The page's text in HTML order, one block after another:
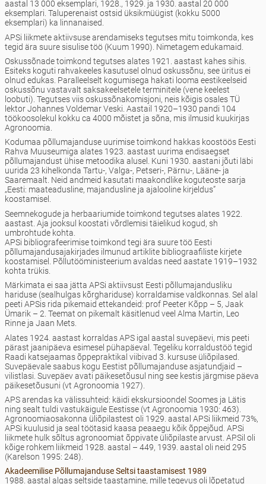
aastal 13 000 eksemplari, 1928., 1929. ja 1930. aastal 20 000
eksemplari. Taluperenaist ostsid üksikmüügist (kokku 5000
eksemplari) ka linnanaised.
APSi liikmete aktiivsuse arendamiseks tegutses mitu toimkonda, kes
tegid ära suure sisulise töö (Kuum 1990). Nimetagem edukamaid.
Oskussõnade toimkond tegutses alates 1921. aastast kahes sihis.
Esiteks koguti rahvakeeles kasutusel olnud oskussõnu, see üritus ei
olnud edukas. Paralleelselt kogumisega hakati looma eestikeelseid
oskussõnu vastavalt saksakeelsetele terminitele (vene keelest
loobuti). Tegutses viis oskussõnakomisjoni, neis kõigis osales TÜ
lektor Johannes Voldemar Veski. Aastail 1920–1930 pandi 104
töökoosolekul kokku ca 4000 mõistet ja sõna, mis ilmusid kuukirjas
Agronoomia.
Kodumaa põllumajanduse uurimise toimkond hakkas koostöös Eesti
Rahva Muuseumiga alates 1923. aastast uurima endisaegset
põllumajandust ühise metoodika alusel. Kuni 1930. aastani jõuti läbi
uurida 23 kihelkonda Tartu-, Valga-, Petseri-, Pärnu-, Lääne- ja
Saaremaalt. Neid andmeid kasutati maakondlike koguteoste sarja
„Eesti: maateadusline, majandusline ja ajalooline kirjeldus”
koostamisel.
Seemnekogude ja herbaariumide toimkond tegutses alates 1922.
aastast. Aja jooksul koostati võrdlemisi täielikud kogud, sh
umbrohtude kohta.
APSi bibliografeerimise toimkond tegi ära suure töö Eesti
põllumajandusajakirjades ilmunud artiklite bibliograafiliste kirjete
koostamisel. Põllutööministeerium avaldas need aastate 1919–1932
kohta trükis.
Märkimata ei saa jätta APSi aktiivsust Eesti põllumajandusliku
hariduse (sealhulgas kõrghariduse) korraldamise valdkonnas. Sel alal
peeti APSis rida pikemaid ettekandeid: prof Peeter Kõpp – 5, Jaak
Ümarik – 2. Teemat on pikemalt käsitlenud veel Alma Martin, Leo
Rinne ja Jaan Mets.
Alates 1924. aastast korraldas APS igal aastal suvepäevi, mis peeti
pärast jaanipäeva esimesel pühapäeval. Tegeliku korraldustöö tegid
Raadi katsejaamas õppepraktikal viibivad 3. kursuse üliõpilased.
Suvepäevale saabus kogu Eestist põllumajanduse asjatundjaid –
vilistlasi. Suvepäev avati päikesetõusul ning see kestis järgmise päeva
päikesetõusuni (vt Agronoomia 1927).
APS arendas ka välissuhteid: käidi ekskursioondel Soomes ja Lätis
ning sealt tuldi vastukäigule Eestisse (vt Agronoomia 1930: 463).
Agronoomiaosakonna üliõpilastest oli 1929. aastal APSi liikmeid 73%,
APSi kuulusid ja seal töötasid kaasa peaaegu kõik õppejõud. APSi
liikmete hulk sõltus agronoomiat õppivate üliõpilaste arvust. APSil oli
kõige rohkem liikmeid 1928. aastal – 449, 1939. aastal oli neid 295
(Karelson 1995: 248).
Akadeemilise Põllumajanduse Seltsi taastamisest 1989
1988. aastal algas seltside taastamine, mille tegevus oli lõpetatud